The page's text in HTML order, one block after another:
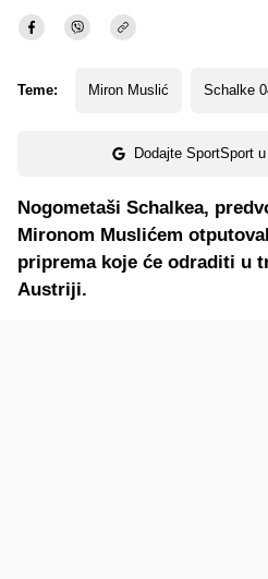
Teme: Miron Muslić Schalke
Dodajte SportSport
Nogometaši Schalkea,
Mironom Muslićem
priprema koje će odraditi u
Austriji.